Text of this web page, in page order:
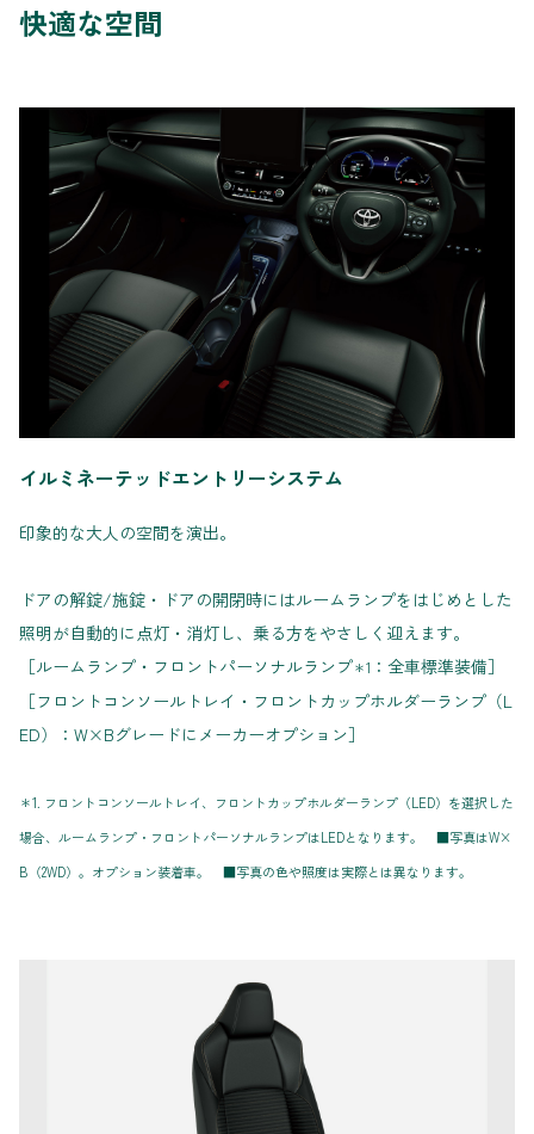
快適な空間
イルミネーテッドエントリーシステム
印象的な大人の空間を演出。
ドアの解錠/施錠・ドアの開閉時にはルームランプをはじめとした
照明が自動的に点灯・消灯し、乗る方をやさしく迎えます。
［ルームランプ・フロントパーソナルランプ＊1 ：全車標準装備］
［フロントコンソールトレイ・フロントカップホルダーランプ（L
ED）：W×Bグレードにメーカーオプション］
＊1. フロントコンソールトレイ、フロントカップホルダーランプ（LED）を選択した
場合、ルームランプ・フロントパーソナルランプはLEDとなります。 ■写真はW×
B（2WD）。オプション装着車。 ■写真の色や照度は実際とは異なります。